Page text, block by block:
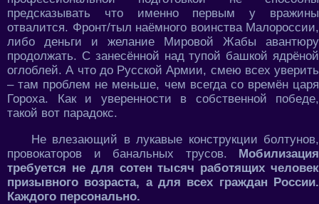
предсказывать что именно первым у вражины
отвалится. Фронт/тыл наёмного воинства Малороссии,
либо деньги и желание Мировой Жабы авантюру
продолжать. С занесённой над тупой башкой ядрёной
оглоблей. А что до Русской Армии, смею всех уверить
– там проблем не меньше, чем всегда со времён царя
Гороха. Как и уверенности в собственной победе,
такой вот парадокс.
Не влезающий в лукавые конструкции болтунов,
провокаторов и банальных трусов. Мобилизация
требуется не для сотен тысяч работящих человек
призывного возраста, а для всех граждан России.
Каждого персонально.